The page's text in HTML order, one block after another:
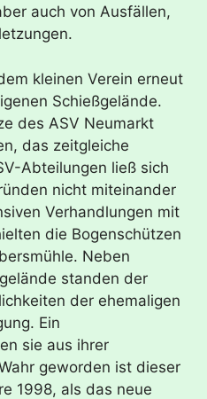
auch von Ausfällen,
kleinen Verein erneut
Schießgelände.
des ASV Neumarkt
das zeitgleiche
Abteilungen ließ sich
nicht miteinander
Verhandlungen mit
die Bogenschützen
Neben
standen der
der ehemaligen
Ein
sie aus ihrer
geworden ist dieser
1998, als das neue